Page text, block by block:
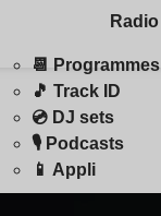
Radio
📆 Programmes
🎵 Track ID
💿 DJ sets
🎙️ Podcasts
📱 Appli